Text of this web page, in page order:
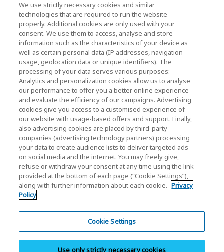
キオクシアホールディングス株式会社（グルー
プ・IR情報）
キオクシアホールディングス株式会社 ホーム
株主・投資家情報
ソーシャルメディア公式アカウント一覧
ソーシャルメディアポリシー
個人情報保護方針
We use strictly necessary cookies and similar
technologies that are required to run the website
properly. Additional cookies are only used with your
consent. We use them to access, analyse and store
information such as the characteristics of your device as
well as certain personal data (IP addresses, navigation
usage, geolocation data or unique identifiers). The
processing of your data serves various purposes:
Analytics and personalization cookies allow us to analyse
our performance to offer you a better online experience
and evaluate the efficiency of our campaigns. Advertising
cookies give you access to a customised experience of
our website with usage-based offers and support. Finally,
also advertising cookies are placed by third-party
companies (advertising technology partners) processing
your data to create audience lists to deliver targeted ads
on social media and the internet. You may freely give,
refuse or withdraw your consent at any time using the link
provided at the bottom of each page (“Cookie Settings”),
along with further information about each cookie. Privacy
Policy
Cookie Settings
Use only strictly necessary cookies